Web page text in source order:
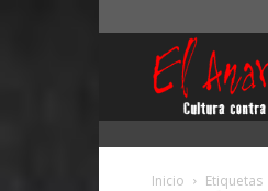
Inicio Etiquetas